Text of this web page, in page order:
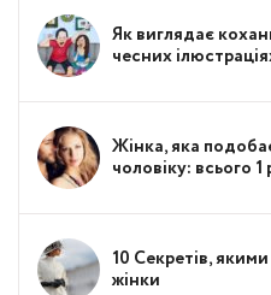
Як виглядає
чесних
Жінка, яка
чоловіку: всього 1
10 Секретів,
жінки